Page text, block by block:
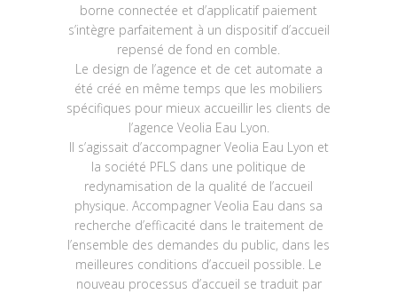
borne connectée et d’applicatif paiement
s’intègre parfaitement à un dispositif d’accueil
repensé de fond en comble.
Le design de l’agence et de cet automate a
été créé en même temps que les mobiliers
spécifiques pour mieux accueillir les clients de
l’agence Veolia Eau Lyon.
Il s’agissait d’accompagner Veolia Eau Lyon et
la société PFLS dans une politique de
redynamisation de la qualité de l’accueil
physique. Accompagner Veolia Eau dans sa
recherche d’efficacité dans le traitement de
l’ensemble des demandes du public, dans les
meilleures conditions d’accueil possible. Le
nouveau processus d’accueil se traduit par